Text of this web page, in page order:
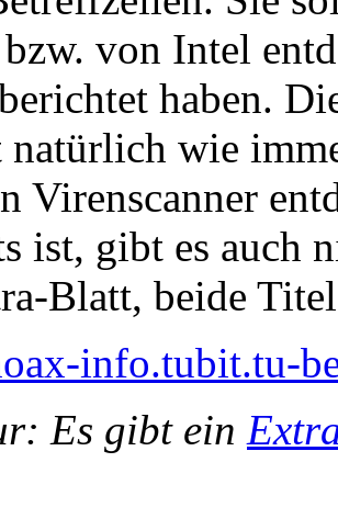
von Intel
haben.
wie
Virenscanner
ist, gibt es auch
Blatt, beide
info.tubit.tu-
Es gibt ein